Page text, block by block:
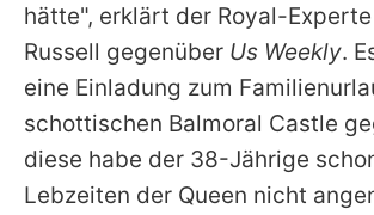
hätte", erklärt der Royal-
Russell gegenüber Us Weekly.
eine Einladung zum
schottischen Balmoral Castle
diese habe der 38-Jährige
Lebzeiten der Queen nicht